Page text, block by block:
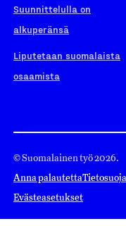
Suunnittelulla on
alkuperänsä
Liputetaan suomalaista
osaamista
© Suomalainen työ 2026.
Anna palautetta
Evästeasetukset